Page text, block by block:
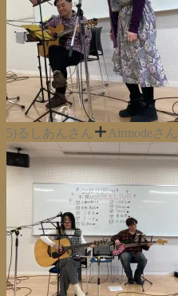
5)るしあんさん Airmodeさん